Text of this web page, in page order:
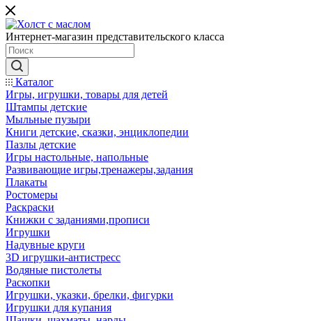
Интернет-магазин представительского класса
Каталог
Игры, игрушки, товары для детей
Штампы детские
Мыльные пузыри
Книги детские, сказки, энциклопедии
Пазлы детские
Игры настольные, напольные
Развивающие игры,тренажеры,задания
Плакаты
Ростомеры
Раскраски
Книжки с заданиями,прописи
Игрушки
Надувные круги
3D игрушки-антистресс
Водяные пистолеты
Раскопки
Игрушки, указки, брелки, фигурки
Игрушки для купания